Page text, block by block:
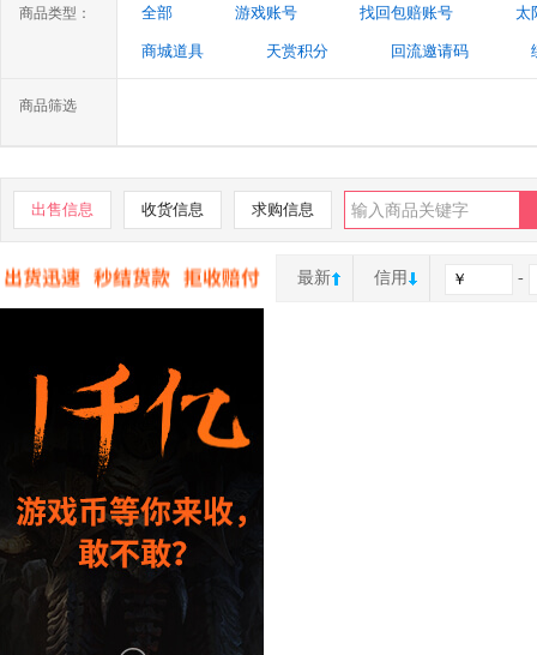
商品类型： 全部 游戏账号 找回包赔账号 太
商城道具 天赏积分 回流邀请码
商品筛选
出售信息 收货信息 求购信息
最新 信用 -